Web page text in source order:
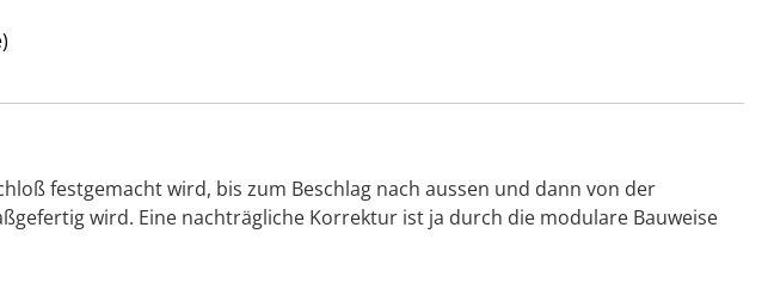
festgemacht wird, bis zum Beschlag nach aussen und dann von der
wird. Eine nachträgliche Korrektur ist ja durch die modulare Bauweise